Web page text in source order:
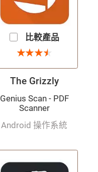
比較產品
3.5 星
★
★★
★★
★★
★
The Grizzly
Genius Scan - PDF
Scanner
Android 操作系統